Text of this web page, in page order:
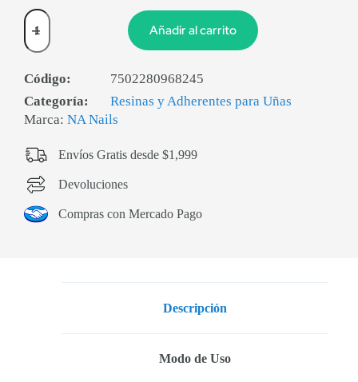
Añadir al carrito
Código:
7502280968245
Categoría:
Resinas y Adherentes para Uñas
Marca: NA Nails
Envíos Gratis desde $1,999
Devoluciones
Compras con Mercado Pago
Descripción
Modo de Uso